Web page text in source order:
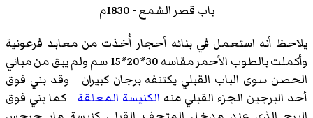
بابقصر الشمع- 1830م
يلاحظ أنه استعمل في بنائه أحجار أُخذت من معابد فرعونية
وأكملت بالطوب الأحمر مقاسه 30*20*15 سم ولم يبق من مباني
الحصن سوى الباب القبلي يكتنفه برجان كبيران - وقد بني فوق
أحد البرجين الجزء القبلي منه الكنيسة المعلقة - كما بني فوق